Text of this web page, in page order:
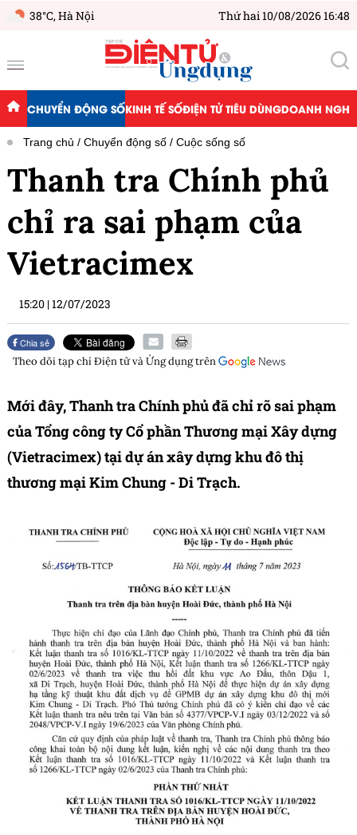
38°C,Hà Nội Thứ hai 10/08/2026 16:48
CHUYỂN ĐỘNG SỐKINH TẾ SỐĐIỆN TỬ TIÊU DÙNGDOANH
Trang chủ Chuyển động số Cuộc sống số
Thanh tra Chính phủ
chỉ ra sai phạm của
Vietracimex
15:20 |12/07/2023
Chia sẻ
Theo dõi tạp chíĐiện tử và Ứng dụngtrên
Mới đây, Thanh tra Chính phủ đã chỉ rõ sai phạm
của Tổng công ty Cổ phần Thương mại Xây dựng
(Vietracimex) tại dự án xây dựng khu đô thị
thương mại Kim Chung - Di Trạch.